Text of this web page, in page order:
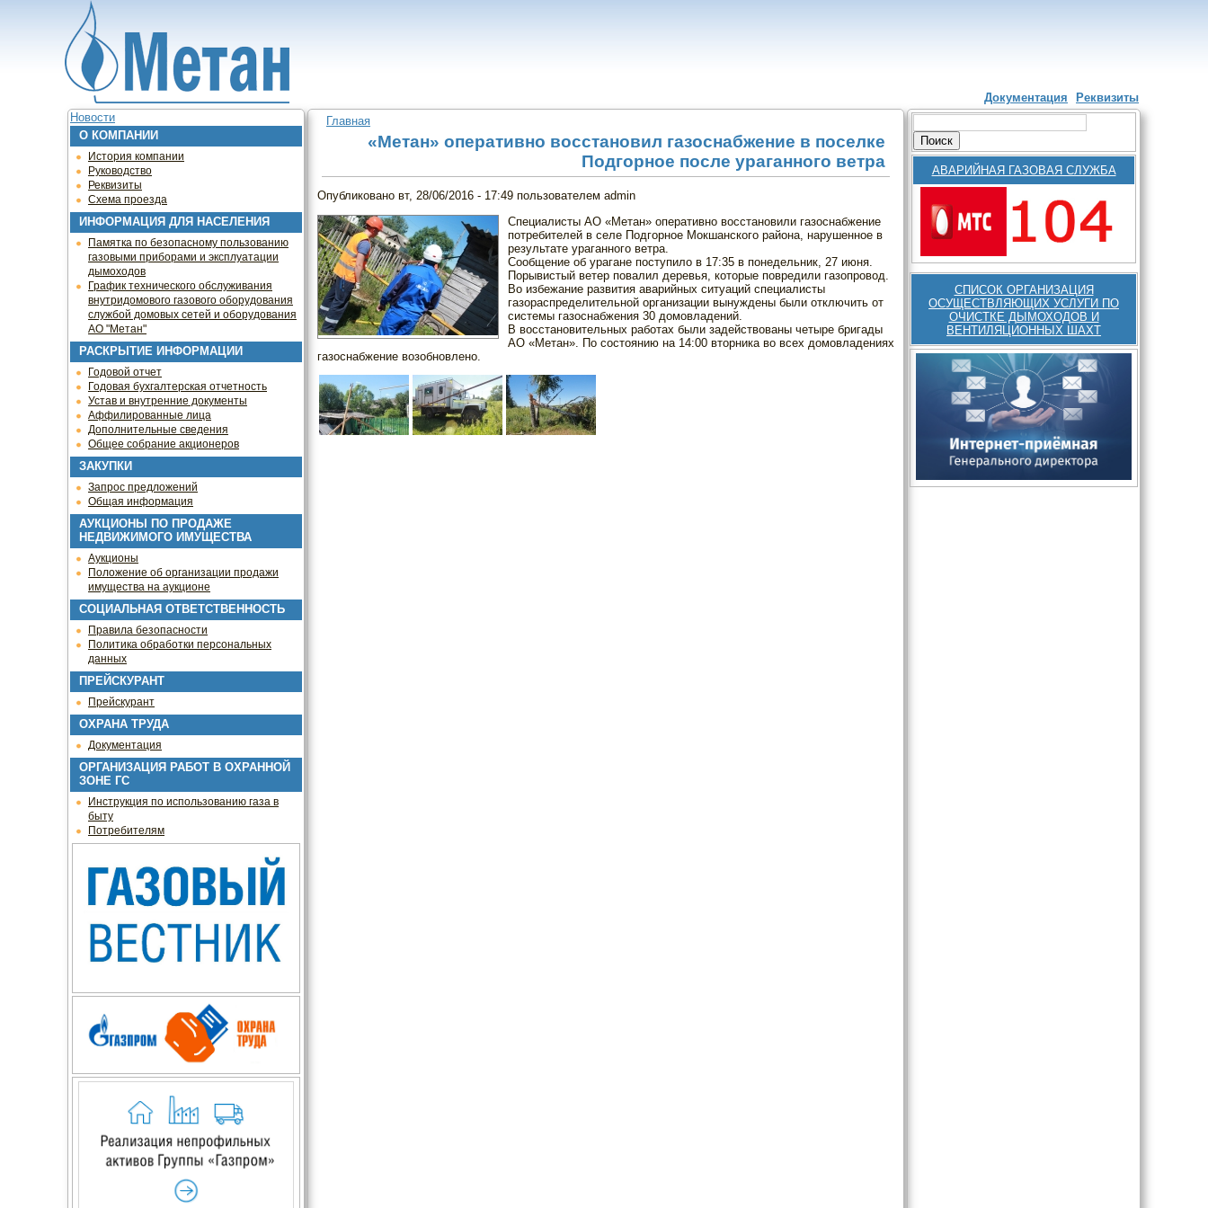
Jump to navigation
Главное меню
Документация
Реквизиты
Новости
О КОМПАНИИ
История компании
Руководство
Реквизиты
Схема проезда
ИНФОРМАЦИЯ ДЛЯ НАСЕЛЕНИЯ
Памятка по безопасному пользованию
газовыми приборами и эксплуатации
дымоходов
График технического обслуживания
внутридомового газового оборудования
службой домовых сетей и оборудования
АО "Метан"
РАСКРЫТИЕ ИНФОРМАЦИИ
Годовой отчет
Годовая бухгалтерская отчетность
Устав и внутренние документы
Аффилированные лица
Дополнительные сведения
Общее собрание акционеров
ЗАКУПКИ
Запрос предложений
Общая информация
АУКЦИОНЫ ПО ПРОДАЖЕ
НЕДВИЖИМОГО ИМУЩЕСТВА
Аукционы
Положение об организации продажи
имущества на аукционе
СОЦИАЛЬНАЯ ОТВЕТСТВЕННОСТЬ
Правила безопасности
Политика обработки персональных
данных
ПРЕЙСКУРАНТ
Прейскурант
ОХРАНА ТРУДА
Документация
ОРГАНИЗАЦИЯ РАБОТ В ОХРАННОЙ
ЗОНЕ ГС
Инструкция по использованию газа в
быту
Потребителям
Вы здесь
Главная
«Метан» оперативно восстановил газоснабжение в поселке
Подгорное после ураганного ветра
Опубликовано вт, 28/06/2016 - 17:49 пользователем admin
Специалисты АО «Метан» оперативно восстановили газоснабжение
потребителей в селе Подгорное Мокшанского района, нарушенное в
результате ураганного ветра.
Сообщение об урагане поступило в 17:35 в понедельник, 27 июня.
Порывистый ветер повалил деревья, которые повредили газопровод.
Во избежание развития аварийных ситуаций специалисты
газораспределительной организации вынуждены были отключить от
системы газоснабжения 30 домовладений.
В восстановительных работах были задействованы четыре бригады
АО «Метан». По состоянию на 14:00 вторника во всех домовладениях
газоснабжение возобновлено.
Форма поиска
АВАРИЙНАЯ ГАЗОВАЯ СЛУЖБА
СПИСОК ОРГАНИЗАЦИЯ
ОСУЩЕСТВЛЯЮЩИХ УСЛУГИ ПО
ОЧИСТКЕ ДЫМОХОДОВ И
ВЕНТИЛЯЦИОННЫХ ШАХТ